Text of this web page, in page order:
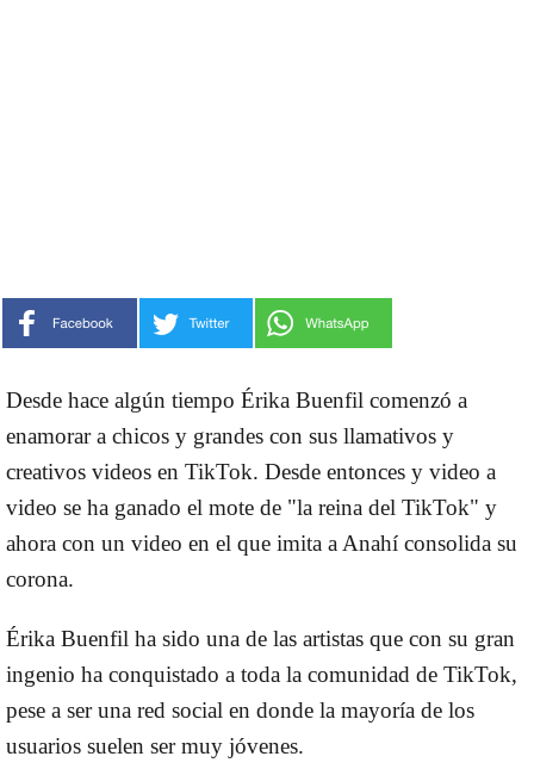
Desde hace algún tiempo Érika Buenfil comenzó a
enamorar a chicos y grandes con sus llamativos y
creativos videos en TikTok. Desde entonces y video a
video se ha ganado el mote de "la reina del TikTok" y
ahora con un video en el que imita a Anahí consolida su
corona.
Érika Buenfil ha sido una de las artistas que con su gran
ingenio ha conquistado a toda la comunidad de TikTok,
pese a ser una red social en donde la mayoría de los
usuarios suelen ser muy jóvenes.